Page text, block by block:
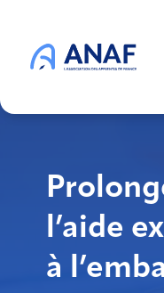
l’aide
à